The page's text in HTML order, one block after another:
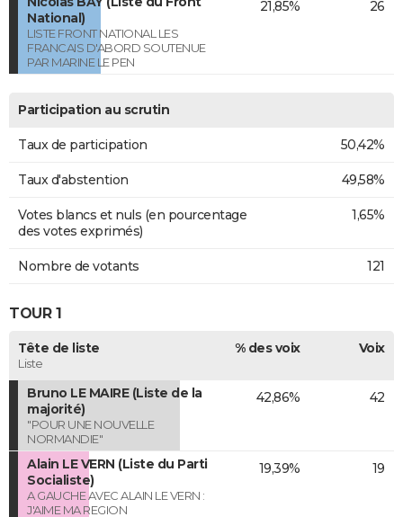
National)
LISTE FRONT NATIONAL LES
FRANCAIS D'ABORD SOUTENUE
PAR MARINE LE PEN
21,85% 26
Participation au scrutin
Taux de participation 50,42%
Taux d'abstention 49,58%
Votes blancs et nuls (en pourcentage
des votes exprimés)
1,65%
Nombre de votants 121
TOUR 1
Tête de liste
Liste
% des voix Voix
Bruno LE MAIRE (Liste de la
majorité)
"POUR UNE NOUVELLE
NORMANDIE"
42,86% 42
Alain LE VERN (Liste du Parti
Socialiste)
A GAUCHE AVEC ALAIN LE VERN :
J'AIME MA REGION
19,39% 19